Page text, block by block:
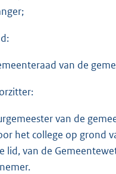
van de
van de
het college op grond
lid, van de